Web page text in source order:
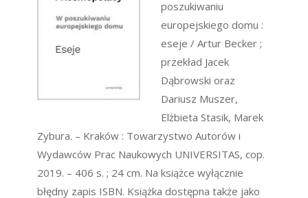
poszukiwaniu
europejskiego domu :
eseje / Artur Becker ;
przekład Jacek
Dąbrowski oraz
Dariusz Muszer,
Elżbieta Stasik, Marek
Zybura. – Kraków : Towarzystwo Autorów i
Wydawców Prac Naukowych UNIVERSITAS, cop.
2019. – 406 s. ; 24 cm. Na książce wyłącznie
błędny zapis ISBN. Książka dostępna także jako